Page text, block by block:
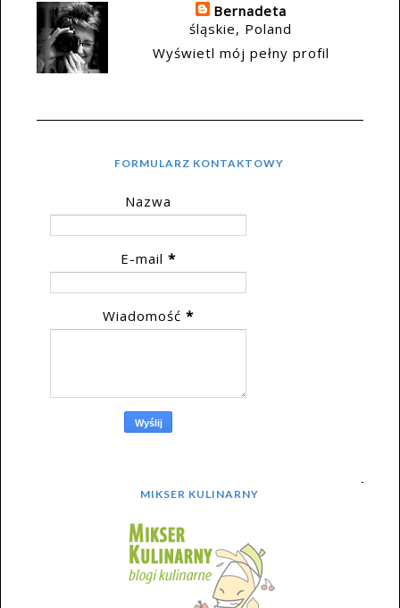
Bernadeta
śląskie, Poland
Wyświetl mój pełny profil
FORMULARZ KONTAKTOWY
Nazwa
E-mail *
Wiadomość *
MIKSER KULINARNY